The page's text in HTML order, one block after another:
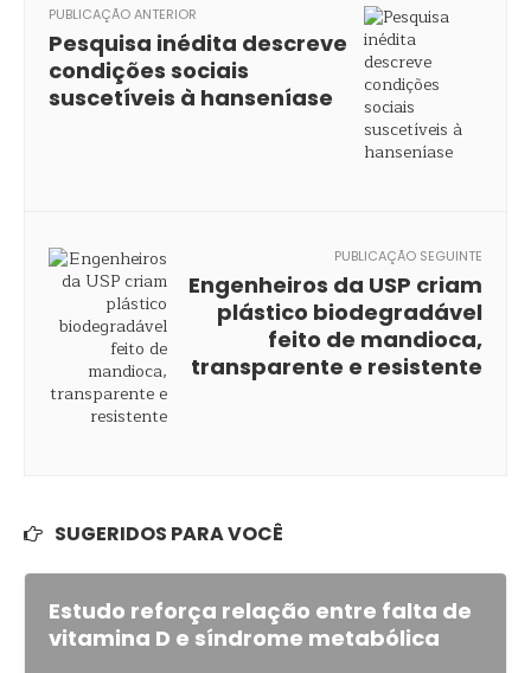
PUBLICAÇÃO ANTERIOR
Pesquisa inédita descreve
condições sociais
suscetíveis à hanseníase
PUBLICAÇÃO SEGUINTE
Engenheiros da USP criam
plástico biodegradável
feito de mandioca,
transparente e resistente
SUGERIDOS PARA VOCÊ
Estudo reforça relação entre falta de
vitamina D e síndrome metabólica